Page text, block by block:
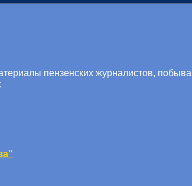
пензенских журналистов,